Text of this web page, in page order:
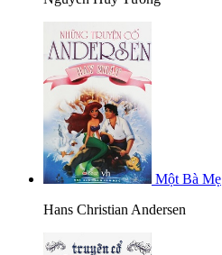
Một Bà Mẹ
Hans Christian Andersen